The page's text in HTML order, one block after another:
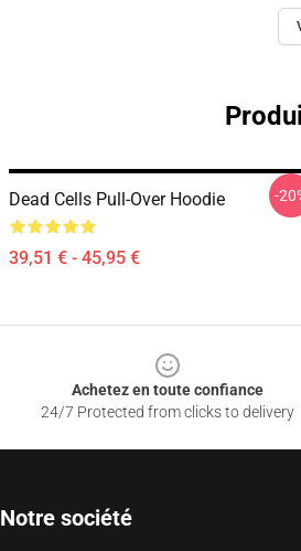
Dead Cells Pull-Over Hoodie
39,51 € - 45,95 €
-
Achetez en toute confiance
24/7 Protected from clicks to delivery
Notre société